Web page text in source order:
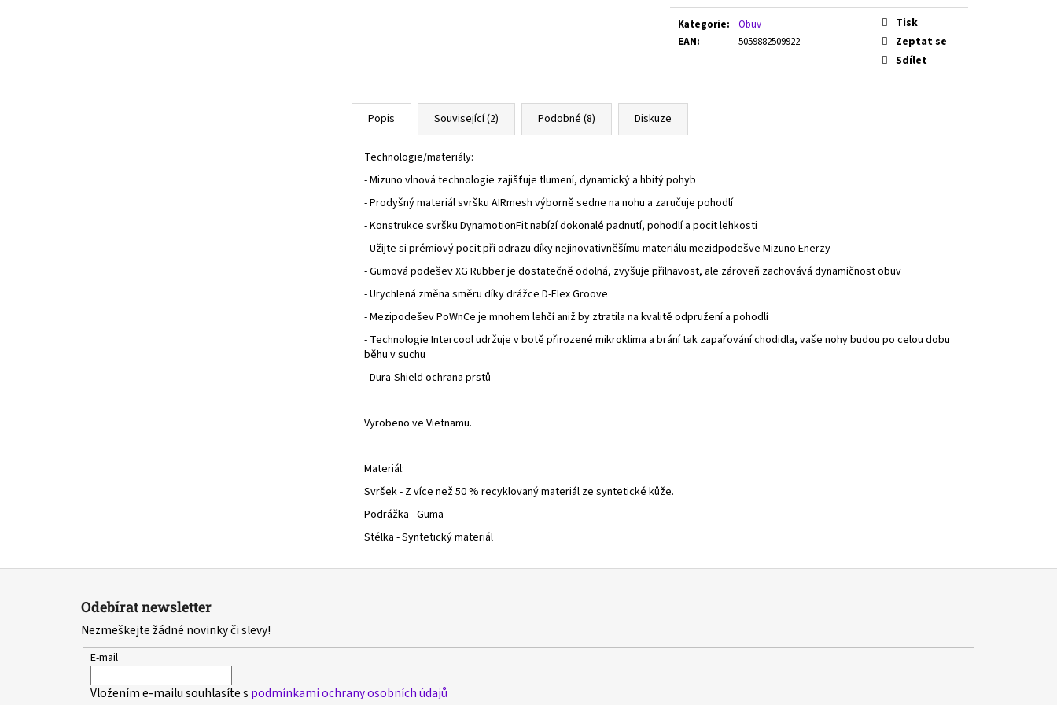
Kategorie:
Obuv
EAN: 5059882509922
Tisk
Zeptat se
Sdílet
Popis Související (2) Podobné (8) Diskuze
Technologie/materiály:
- Mizuno vlnová technologie zajišťuje tlumení, dynamický a hbitý pohyb
- Prodyšný materiál svršku AIRmesh výborně sedne na nohu a zaručuje pohodlí
- Konstrukce svršku DynamotionFit nabízí dokonalé padnutí, pohodlí a pocit lehkosti
- Užijte si prémiový pocit při odrazu díky nejinovativněšímu materiálu mezidpodešve Mizuno Enerzy
- Gumová podešev XG Rubber je dostatečně odolná, zvyšuje přilnavost, ale zároveň zachovává dynamičnost obuv
- Urychlená změna směru díky drážce D-Flex Groove
- Mezipodešev PoWnCe je mnohem lehčí aniž by ztratila na kvalitě odpružení a pohodlí
- Technologie Intercool udržuje v botě přirozené mikroklima a brání tak zapařování chodidla, vaše nohy budou po celou dobu
běhu v suchu
- Dura-Shield ochrana prstů
Vyrobeno ve Vietnamu.
Materiál:
Svršek - Z více než 50 % recyklovaný materiál ze syntetické kůže.
Podrážka - Guma
Stélka - Syntetický materiál
Odebírat newsletter
Nezmeškejte žádné novinky či slevy!
E-mail
Vložením e-mailu souhlasíte s podmínkami ochrany osobních údajů